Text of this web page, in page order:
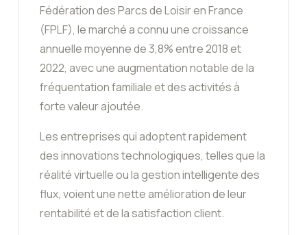
Fédération des Parcs de Loisir en France
(FPLF), le marché a connu une croissance
annuelle moyenne de 3,8% entre 2018 et
2022, avec une augmentation notable de la
fréquentation familiale et des activités à
forte valeur ajoutée.
Les entreprises qui adoptent rapidement
des innovations technologiques, telles que la
réalité virtuelle ou la gestion intelligente des
flux, voient une nette amélioration de leur
rentabilité et de la satisfaction client.